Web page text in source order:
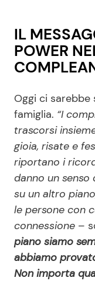
IL
POWER
Oggi ci
famiglia. “I
trascorsi
gioia, risate e
riportano i
danno un senso
su un altro
le persone con
connessione –
piano siamo
abbiamo
Non importa